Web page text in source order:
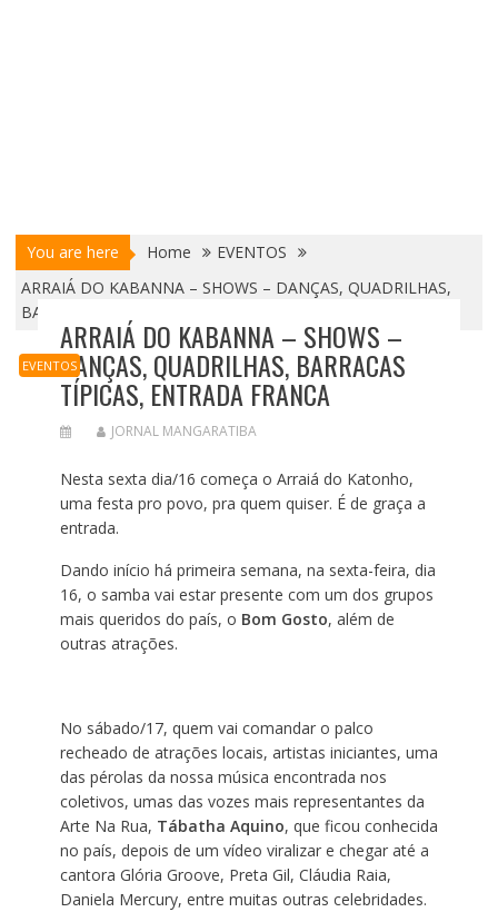
You are here Home
EVENTOS
ARRAIÁ DO KABANNA – SHOWS – DANÇAS, QUADRILHAS,
BARRACAS TÍPICAS, ENTRADA FRANCA
EVENTOS
ARRAIÁ DO KABANNA – SHOWS –
DANÇAS, QUADRILHAS, BARRACAS
TÍPICAS, ENTRADA FRANCA
JORNAL MANGARATIBA
Nesta sexta dia/16 começa o Arraiá do Katonho,
uma festa pro povo, pra quem quiser. É de graça a
entrada.
Dando início há primeira semana, na sexta-feira, dia
16, o samba vai estar presente com um dos grupos
mais queridos do país, o Bom Gosto, além de
outras atrações.
No sábado/17, quem vai comandar o palco
recheado de atrações locais, artistas iniciantes, uma
das pérolas da nossa música encontrada nos
coletivos, umas das vozes mais representantes da
Arte Na Rua, Tábatha Aquino, que ficou conhecida
no país, depois de um vídeo viralizar e chegar até a
cantora Glória Groove, Preta Gil, Cláudia Raia,
Daniela Mercury, entre muitas outras celebridades.